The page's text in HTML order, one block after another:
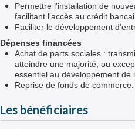
Permettre l'installation de
facilitant l'accès au crédit
Faciliter le développement
Dépenses financées
Achat de parts sociales :
atteindre une majorité, ou
essentiel au développement de
Reprise de fonds de commerce.
Les bénéficiaires